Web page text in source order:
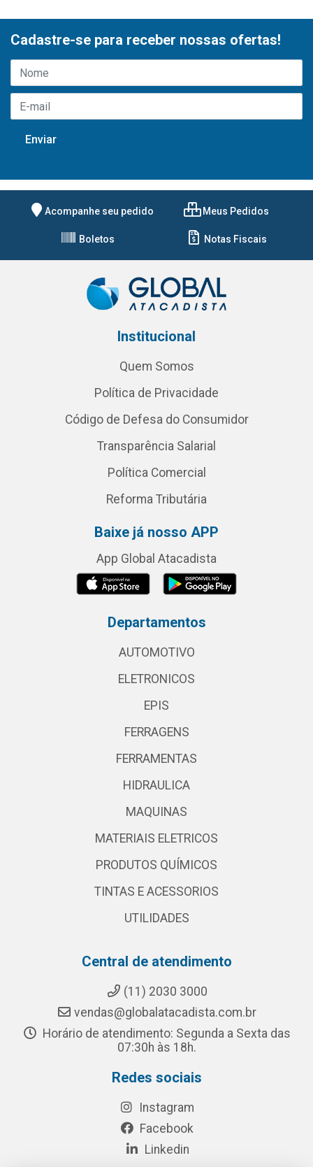
Cadastre-se para receber nossas ofertas!
Acompanhe seu pedido Meus Pedidos
Boletos Notas Fiscais
Institucional
Quem Somos
Política de Privacidade
Código de Defesa do Consumidor
Transparência Salarial
Política Comercial
Reforma Tributária
Baixe já nosso APP
App Global Atacadista
Departamentos
AUTOMOTIVO
ELETRONICOS
EPIS
FERRAGENS
FERRAMENTAS
HIDRAULICA
MAQUINAS
MATERIAIS ELETRICOS
PRODUTOS QUÍMICOS
TINTAS E ACESSORIOS
UTILIDADES
Central de atendimento
(11) 2030 3000
vendas@globalatacadista.com.br
Horário de atendimento: Segunda a Sexta das
07:30h às 18h.
Redes sociais
Instagram
Facebook
Linkedin